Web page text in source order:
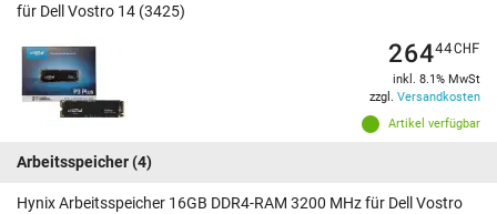
für Dell Vostro 14 (3425)
Artikel verfügbar
26444CHF
inkl. 8.1% MwSt
zzgl. Versandkosten
Arbeitsspeicher(4)
Hynix Arbeitsspeicher 16GB DDR4-RAM 3200 MHz für Dell Vostro